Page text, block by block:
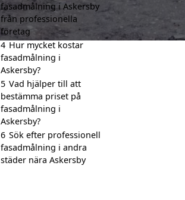
fasadmålning i Askersby
från professionella
företag
4 Hur mycket kostar
fasadmålning i
Askersby?
5 Vad hjälper till att
bestämma priset på
fasadmålning i
Askersby?
6 Sök efter professionell
fasadmålning i andra
städer nära Askersby